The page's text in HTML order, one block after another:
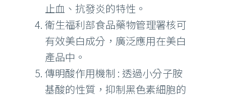
止血、抗發炎的特性。
衛生福利部食品藥物管理署核可
有效美白成分，廣泛應用在美白
產品中。
傳明酸作用機制 : 透過小分子胺
基酸的性質，抑制黑色素細胞的